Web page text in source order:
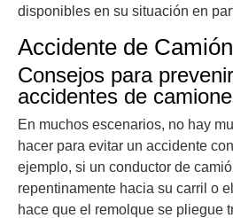
disponibles en su situación en
Accidente de Camión
Consejos para
accidentes de
En muchos escenarios, no hay
hacer para evitar un accidente
ejemplo, si un conductor de
repentinamente hacia su carril o
hace que el remolque se pliegue